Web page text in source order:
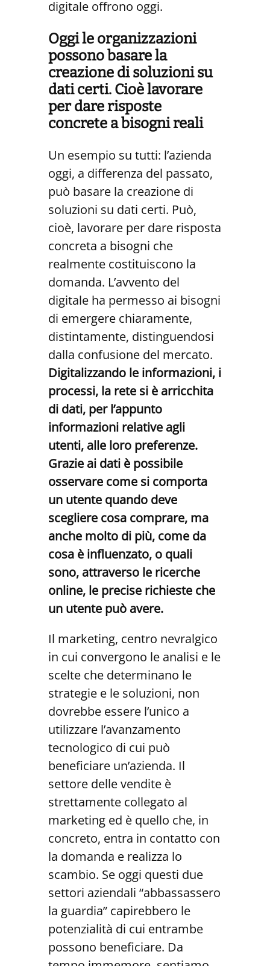
digitale offrono oggi.
Oggi le organizzazioni
possono basare la
creazione di soluzioni su
dati certi. Cioè lavorare
per dare risposte
concrete a bisogni reali
Un esempio su tutti: l’azienda
oggi, a differenza del passato,
può basare la creazione di
soluzioni su dati certi. Può,
cioè, lavorare per dare risposta
concreta a bisogni che
realmente costituiscono la
domanda. L’avvento del
digitale ha permesso ai bisogni
di emergere chiaramente,
distintamente, distinguendosi
dalla confusione del mercato.
Digitalizzando le informazioni, i
processi, la rete si è arricchita
di dati, per l’appunto
informazioni relative agli
utenti, alle loro preferenze.
Grazie ai dati è possibile
osservare come si comporta
un utente quando deve
scegliere cosa comprare, ma
anche molto di più, come da
cosa è influenzato, o quali
sono, attraverso le ricerche
online, le precise richieste che
un utente può avere.
Il marketing, centro nevralgico
in cui convergono le analisi e le
scelte che determinano le
strategie e le soluzioni, non
dovrebbe essere l’unico a
utilizzare l’avanzamento
tecnologico di cui può
beneficiare un’azienda. Il
settore delle vendite è
strettamente collegato al
marketing ed è quello che, in
concreto, entra in contatto con
la domanda e realizza lo
scambio. Se oggi questi due
settori aziendali “abbassassero
la guardia” capirebbero le
potenzialità di cui entrambe
possono beneficiare. Da